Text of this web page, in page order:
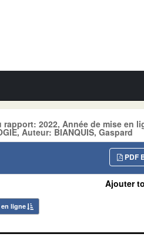
2022, Année de mise en
Auteur: BIANQUIS, Gaspard
PDF
ligne
Ajouter